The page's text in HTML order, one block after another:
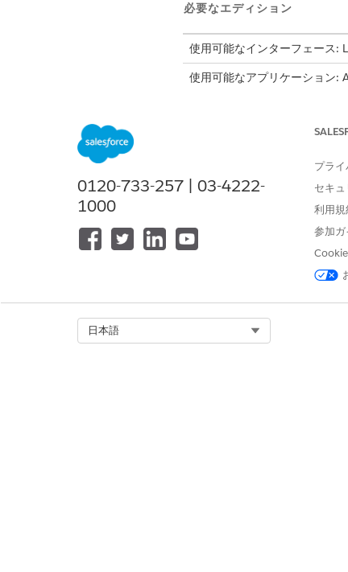
必要なエディション
使用可能なインターフェース
使用可能なアプリケーショ
アクションプランの ToDo
商談チームのロールへのア
アクションプランの ToDo
ケースチームのロールへの
アクションプランの ToDo
この記事で問題は解決されました
ご意見をお待ちしております。
0120-733-257 | 03-4222-
1000
プラ
セキ
利用規
参加
日本語